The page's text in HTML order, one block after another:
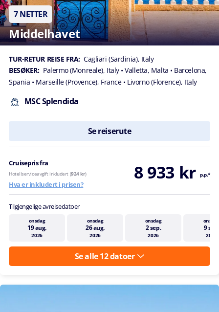
7 NETTER
Middelhavet
TUR-RETUR REISE FRA: Cagliari (Sardinia), Italy
BESØKER: Palermo (Monreale), Italy • Valletta, Malta • Barcelona,
Spania • Marseille (Provence), France • Livorno (Florence), Italy
MSC Splendida
Se reiserute
Cruisepris fra 8 933 kr p.p.*
Hotellserviceavgift inkludert (924 kr)
Hva er inkludert i prisen?
Tilgjengelige avreisedatoer
onsdag
19 aug.
2026
onsdag
26 aug.
2026
onsdag
2 sep.
2026
9 sep.
2026
Se alle 12 datoer